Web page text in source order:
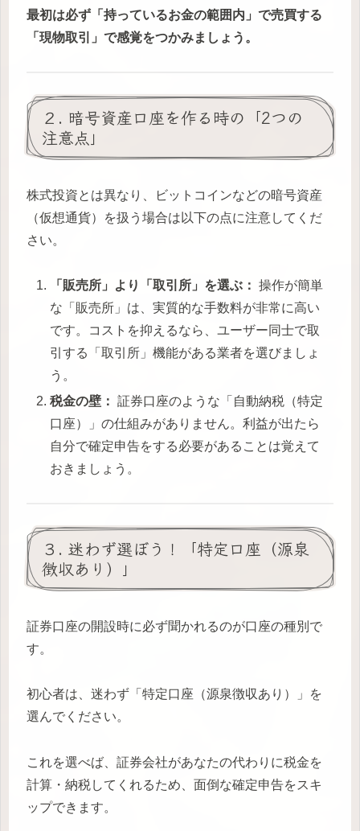
最初は必ず「持っているお金の範囲内」で売買する
「現物取引」で感覚をつかみましょう。
２. 暗号資産口座を作る時の「2つの
注意点」
株式投資とは異なり、ビットコインなどの暗号資産
（仮想通貨）を扱う場合は以下の点に注意してくだ
さい。
「販売所」より「取引所」を選ぶ： 操作が簡単
な「販売所」は、実質的な手数料が非常に高い
です。コストを抑えるなら、ユーザー同士で取
引する「取引所」機能がある業者を選びましょ
う。
税金の壁： 証券口座のような「自動納税（特定
口座）」の仕組みがありません。利益が出たら
自分で確定申告をする必要があることは覚えて
おきましょう。
３. 迷わず選ぼう！「特定口座（源泉
徴収あり）」
証券口座の開設時に必ず聞かれるのが口座の種別で
す。
初心者は、迷わず「特定口座（源泉徴収あり）」を
選んでください。
これを選べば、証券会社があなたの代わりに税金を
計算・納税してくれるため、面倒な確定申告をスキ
ップできます。